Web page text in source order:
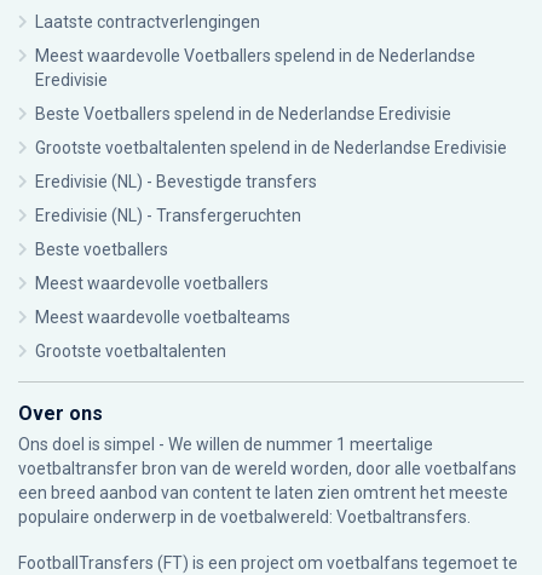
Laatste contractverlengingen
Meest waardevolle Voetballers spelend in de Nederlandse
Eredivisie
Beste Voetballers spelend in de Nederlandse Eredivisie
Grootste voetbaltalenten spelend in de Nederlandse Eredivisie
Eredivisie (NL) - Bevestigde transfers
Eredivisie (NL) - Transfergeruchten
Beste voetballers
Meest waardevolle voetballers
Meest waardevolle voetbalteams
Grootste voetbaltalenten
Over ons
Ons doel is simpel - We willen de nummer 1 meertalige
voetbaltransfer bron van de wereld worden, door alle voetbalfans
een breed aanbod van content te laten zien omtrent het meeste
populaire onderwerp in de voetbalwereld: Voetbaltransfers.
FootballTransfers (FT) is een project om voetbalfans tegemoet te